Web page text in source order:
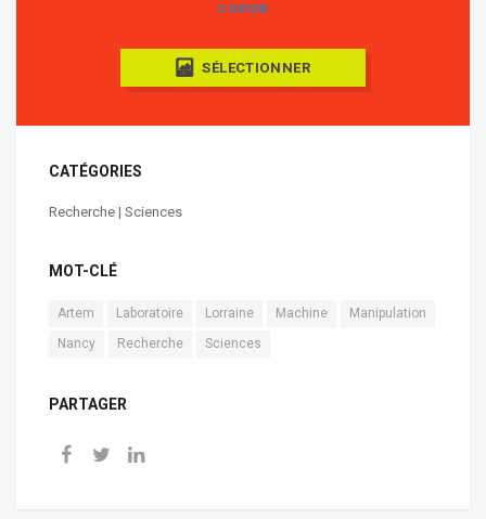
COPIER
SÉLECTIONNER
CATÉGORIES
Recherche | Sciences
MOT-CLÉ
Artem Laboratoire Lorraine Machine
Manipulation
Nancy
Recherche Sciences
PARTAGER